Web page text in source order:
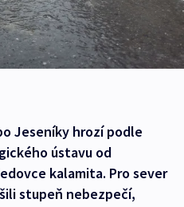
Jeseníky hrozí podle
ústavu od
kalamita. Pro sever
stupeň nebezpečí,